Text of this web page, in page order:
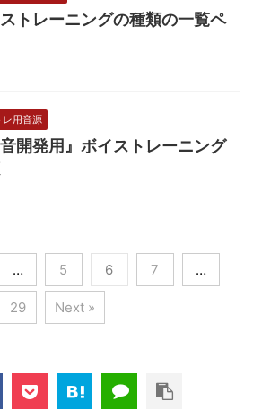
トレーニングの種類の一覧ペ
レ用音源
音開発用』ボイストレーニング
… 5 6 7 …
29 Next »